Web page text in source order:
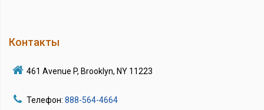
Контакты
461 Avenue P, Brooklyn, NY 11223
Телефон: 888-564-4664